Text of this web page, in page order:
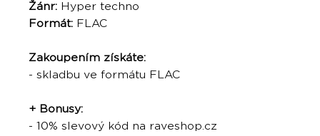
Žánr: Hyper techno
Formát: FLAC
Zakoupením získáte:
- skladbu ve formátu FLAC
+ Bonusy:
- 10% slevový kód na raveshop.cz